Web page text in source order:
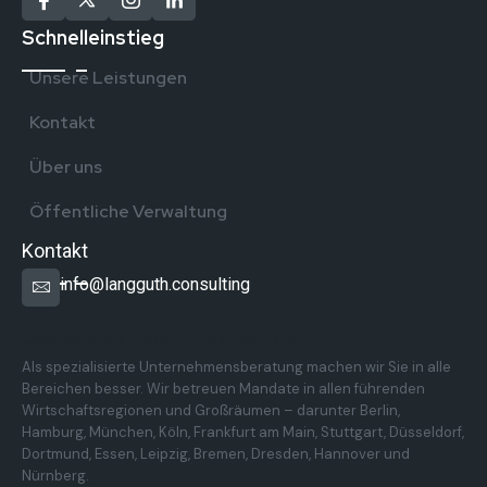
Schnelleinstieg
Unsere Leistungen
Kontakt
Über uns
Öffentliche Verwaltung
Kontakt
info@langguth.consulting
Als spezialisierte Unternehmensberatung machen wir Sie in alle
Bereichen besser. Wir betreuen Mandate in allen führenden
Wirtschaftsregionen und Großräumen – darunter Berlin,
Hamburg, München, Köln, Frankfurt am Main, Stuttgart, Düsseldorf,
Dortmund, Essen, Leipzig, Bremen, Dresden, Hannover und
Nürnberg.